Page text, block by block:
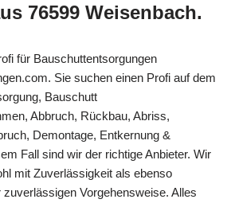
76599 Weisenbach.
für Bauschuttentsorgungen
Sie suchen einen Profi auf dem
Bauschutt
Abbruch, Rückbau, Abriss,
Demontage, Entkernung &
Fall sind wir der richtige Anbieter. Wir
mit Zuverlässigkeit als ebenso
Vorgehensweise. Alles